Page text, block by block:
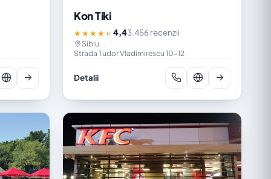
Kon Tiki
★★★★★4,43.456 recenzii
Sibiu
Strada Tudor Vladimirescu 10-12
Detalii